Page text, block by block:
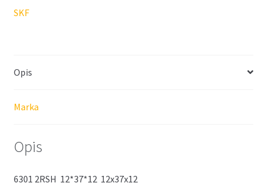
SKF
Opis
Marka
Opis
6301 2RSH 12*37*12 12x37x12